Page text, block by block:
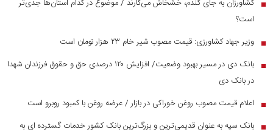
■ کشاورزان به جای گندم، خشخاش می‌کارند / موضوع در کدام استان‌ها جدی‌تر
است؟
■ وزیر جهاد کشاورزی: قیمت مصوب شیر خام ۲۳ هزار تومان است
■
بانک دی در مسیر بهبود وضعیت/ افزایش ۱۲۰ درصدی حق و حقوق فرزندان شهدا
در بانک دی
■ اعلام قیمت مصوب روغن خوراکی در بازار / عرضه روغن با کمبود روبرو است
■ بانک سپه به عنوان قدیمی‌ترین و بزرگ‌ترین بانک کشور خدمات گسترده ای به